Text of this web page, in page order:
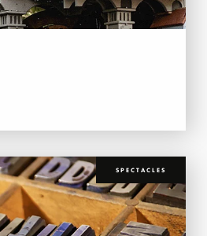
SPECTACLES